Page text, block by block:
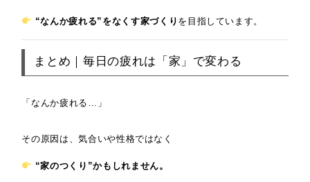
“なんか疲れる”をなくす家づくり を目指しています。
まとめ｜毎日の疲れは「家」で変わる
「なんか疲れる…」
その原因は、気合いや性格ではなく
“家のつくり”かもしれません。